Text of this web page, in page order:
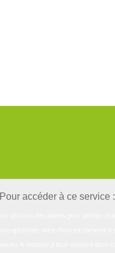
Pour accéder à ce service :